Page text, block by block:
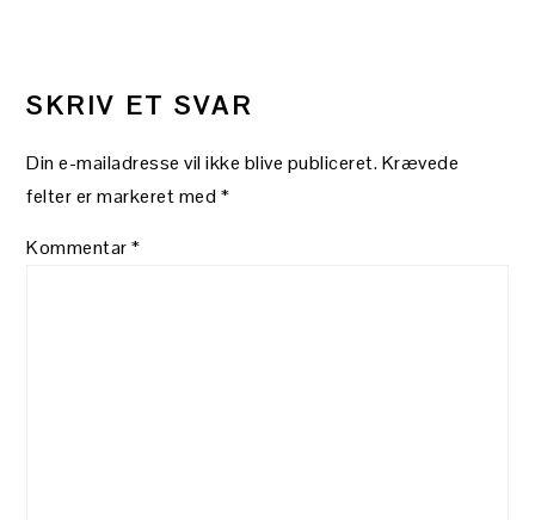
SKRIV ET SVAR
Din e-mailadresse vil ikke blive publiceret.Krævede
felter er markeret med *
Kommentar*